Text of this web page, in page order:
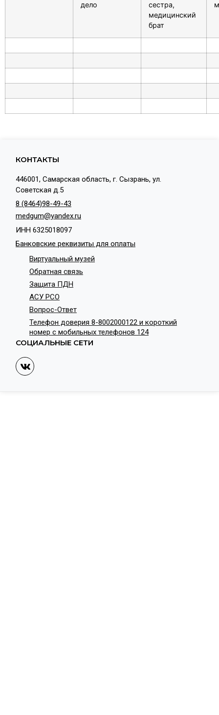
дело
сестра,
медицинский
брат
КОНТАКТЫ
446001, Самарская область, г. Сызрань, ул.
Советская д.5
8 (8464)98-49-43
medgum@yandex.ru
ИНН 6325018097
Банковские реквизиты для оплаты
Виртуальный музей
Обратная связь
Защита ПДН
АСУ РСО
Вопрос-Ответ
Телефон доверия 8-8002000122 и короткий
номер с мобильных телефонов 124
СОЦИАЛЬНЫЕ СЕТИ